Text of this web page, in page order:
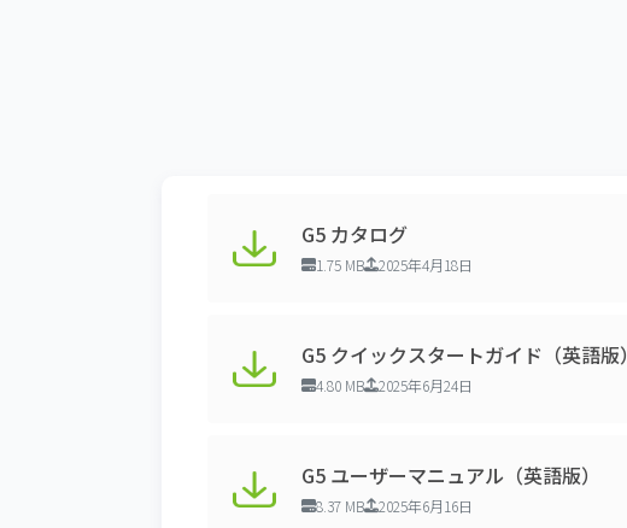
G5 カタログ
1.75 MB 2025年4月18日
G5 クイックスタートガイド（英語版）
4.80 MB 2025年6月24日
G5 ユーザーマニュアル（英語版）
8.37 MB 2025年6月16日